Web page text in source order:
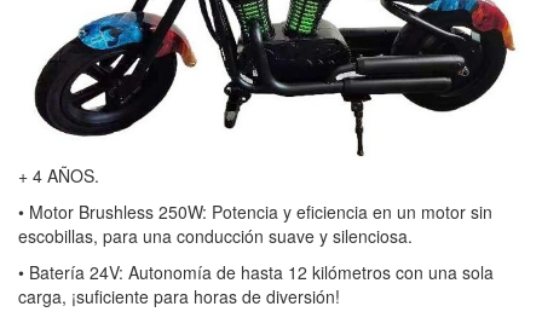
+ 4 AÑOS.
• Motor Brushless 250W: Potencia y eficiencia en un motor sin
escobillas, para una conducción suave y silenciosa.
• Batería 24V: Autonomía de hasta 12 kilómetros con una sola
carga, ¡suficiente para horas de diversión!